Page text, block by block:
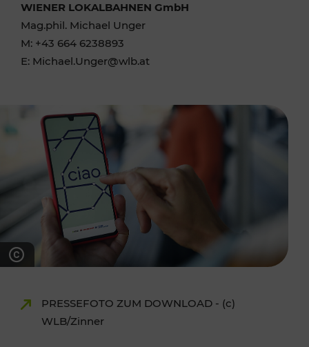
WIENER LOKALBAHNEN GmbH
Mag.phil. Michael Unger
M: +43 664 6238893
E: Michael.Unger@wlb.at
PRESSEFOTO ZUM DOWNLOAD - (c)
WLB/Zinner